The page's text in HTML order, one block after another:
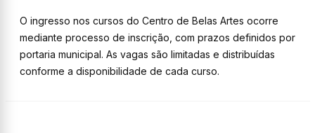
O ingresso nos cursos do Centro de Belas Artes ocorre
mediante processo de inscrição, com prazos definidos por
portaria municipal. As vagas são limitadas e distribuídas
conforme a disponibilidade de cada curso.